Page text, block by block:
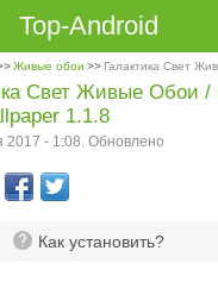
Top-Android
Живые обои >> Галактика Свет
Как установить?
Свет Живые Обои /
1.1.8
2017 - 1:08. Обновлено